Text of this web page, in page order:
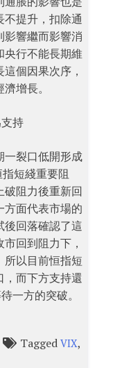
提升，扣除通
影響繼而影響消
央行不能長期維
個因果次序，
增長。
持
一裂口低開形成
短綫重要阻
破阻力後重新回
方面代表市場的
後回落確認了這
回到阻力下，
所以目前恒指短
，而下方支持還
一方的突破。
Tagged VIX,